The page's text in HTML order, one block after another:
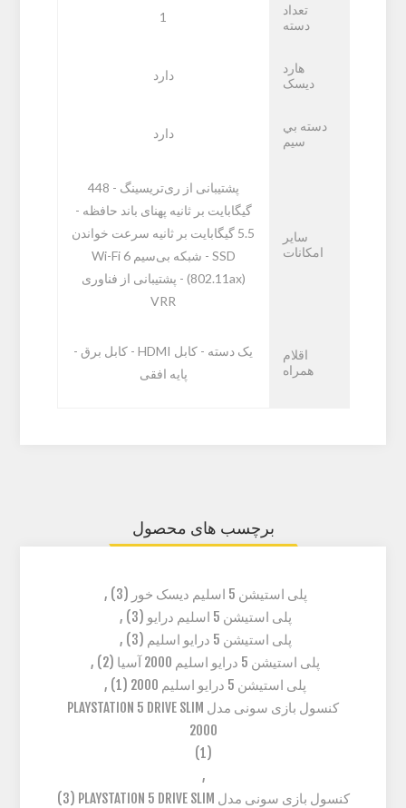
تعداد
دسته
1
هارد
ديسک
دارد
دسته بي
سيم
دارد
ساير
امکانات
پشتیبانی از ری‌تریسینگ - 448
گیگابایت بر ثانیه پهنای باند حافظه -
5.5 گیگابایت بر ثانیه سرعت خواندن
SSD - شبکه بی‌سیم Wi-Fi 6
(802.11ax) - پشتیبانی از فناوری
VRR
اقلام
همراه
یک دسته - کابل HDMI - کابل برق -
پایه افقی
برچسب های محصول
پلی استیشن 5 اسلیم دیسک خور (3)
,
پلی استیشن 5 اسلیم درایو
(3)
,
پلی استیشن 5 درایو اسلیم
(3)
,
پلی استیشن 5 درایو اسلیم 2000 آسیا
(2)
,
پلی استیشن 5 درایو اسلیم 2000
(1)
,
کنسول بازی سونی مدل PLAYSTATION 5 DRIVE SLIM
2000
(1)
,
کنسول بازی سونی مدل PLAYSTATION 5 DRIVE SLIM
(3)